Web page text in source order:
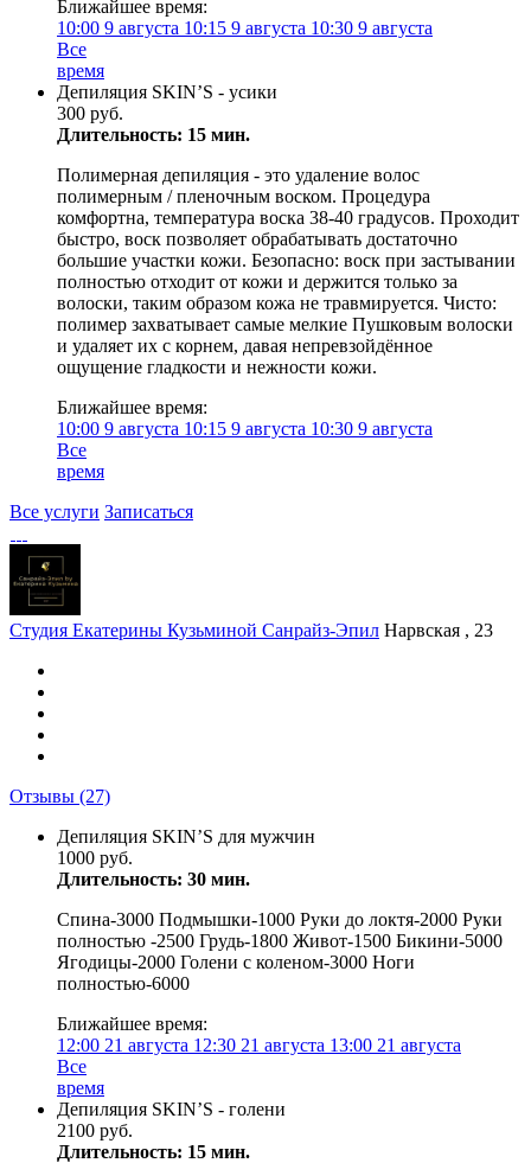
Ближайшее время:
10:00 9 августа 10:15 9 августа 10:30 9 августа
Все
время
Депиляция SKIN’S - усики
300 руб.
Длительность: 15 мин.
Полимерная депиляция - это удаление волос
полимерным / пленочным воском. Процедура
комфортна, температура воска 38-40 градусов. Проходит
быстро, воск позволяет обрабатывать достаточно
большие участки кожи. Безопасно: воск при застывании
полностью отходит от кожи и держится только за
волоски, таким образом кожа не травмируется. Чисто:
полимер захватывает самые мелкие Пушковым волоски
и удаляет их с корнем, давая непревзойдённое
ощущение гладкости и нежности кожи.
Ближайшее время:
10:00 9 августа 10:15 9 августа 10:30 9 августа
Все
время
Все услуги Записаться
Студия Екатерины Кузьминой Санрайз-Эпил Нарвская , 23
Отзывы (27)
Депиляция SKIN’S для мужчин
1000 руб.
Длительность: 30 мин.
Спина-3000 Подмышки-1000 Руки до локтя-2000 Руки
полностью -2500 Грудь-1800 Живот-1500 Бикини-5000
Ягодицы-2000 Голени с коленом-3000 Ноги
полностью-6000
Ближайшее время:
12:00 21 августа 12:30 21 августа 13:00 21 августа
Все
время
Депиляция SKIN’S - голени
2100 руб.
Длительность: 15 мин.